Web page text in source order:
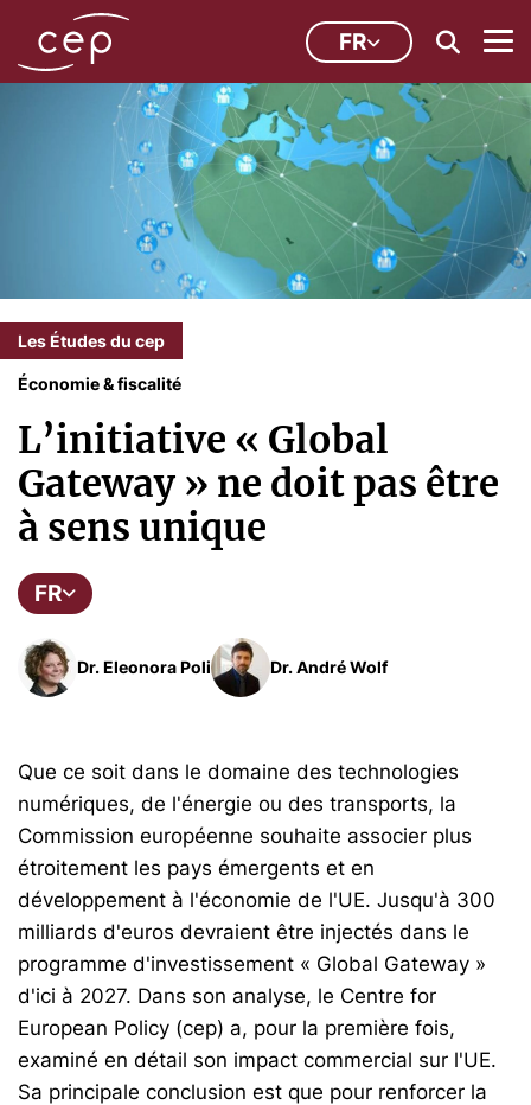
FR
Les Études du cep
Économie & fiscalité
L’initiative « Global
Gateway » ne doit pas être
à sens unique
FR
Dr. Eleonora Poli Dr. André Wolf
Que ce soit dans le domaine des technologies
numériques, de l'énergie ou des transports, la
Commission européenne souhaite associer plus
étroitement les pays émergents et en
développement à l'économie de l'UE. Jusqu'à 300
milliards d'euros devraient être injectés dans le
programme d'investissement « Global Gateway »
d'ici à 2027. Dans son analyse, le Centre for
European Policy (cep) a, pour la première fois,
examiné en détail son impact commercial sur l'UE.
Sa principale conclusion est que pour renforcer la